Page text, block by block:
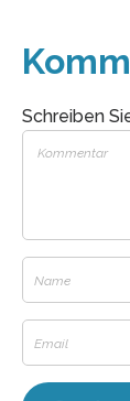
Schreiben